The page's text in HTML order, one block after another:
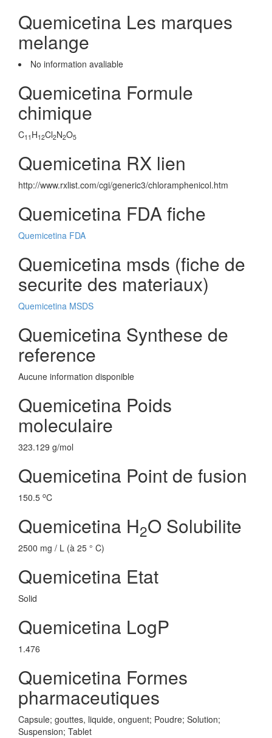
Quemicetina Les marques
melange
No information avaliable
Quemicetina Formule
chimique
C11 H12Cl2N2O5
Quemicetina RX lien
http://www.rxlist.com/cgi/generic3/chloramphenicol.htm
Quemicetina FDA fiche
Quemicetina FDA
Quemicetina msds (fiche de
securite des materiaux)
Quemicetina MSDS
Quemicetina Synthese de
reference
Aucune information disponible
Quemicetina Poids
moleculaire
323.129 g/mol
Quemicetina Point de fusion
150.5 oC
Quemicetina H2O Solubilite
2500 mg / L (à 25 ° C)
Quemicetina Etat
Solid
Quemicetina LogP
1.476
Quemicetina Formes
pharmaceutiques
Capsule; gouttes, liquide, onguent; Poudre; Solution;
Suspension; Tablet